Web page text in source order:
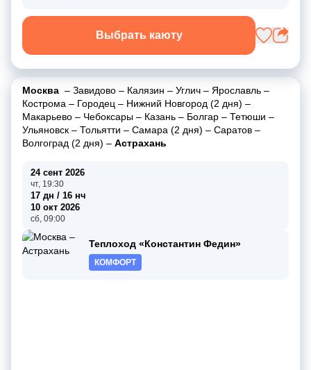
Выбрать каюту
Москва – Завидово – Калязин – Углич – Ярославль –
Кострома – Городец – Нижний Новгород (2 дня) –
Макарьево – Чебоксары – Казань – Болгар – Тетюши –
Ульяновск – Тольятти – Самара (2 дня) – Саратов –
Волгоград (2 дня) – Астрахань
24 сент 2026
чт, 19:30
17 дн / 16 нч
10 окт 2026
сб, 09:00
Теплоход «Константин Федин»
КОМФОРТ